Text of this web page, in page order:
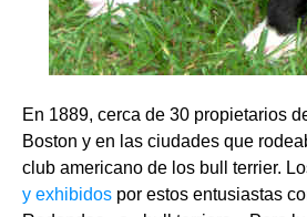
En 1889, cerca de 30 propietarios
Boston y en las ciudades que
club americano de los bull terrier.
y exhibidos por estos entusiastas